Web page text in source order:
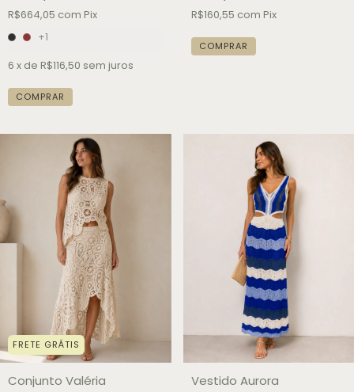
R$664,05 com Pix
+1
6 x de R$116,50 sem juros
COMPRAR
R$160,55 com Pix
COMPRAR
FRETE GRÁTIS
Conjunto Valéria Vestido Aurora